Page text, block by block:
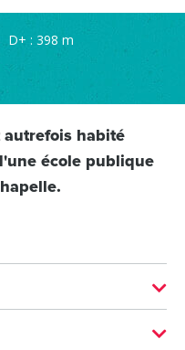
D+ : 398 m
habité
école publique